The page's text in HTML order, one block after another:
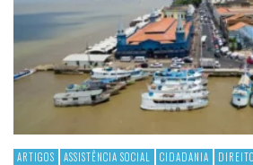
ARTIGOS ASSISTÊNCIA SOCIAL CIDADANIA